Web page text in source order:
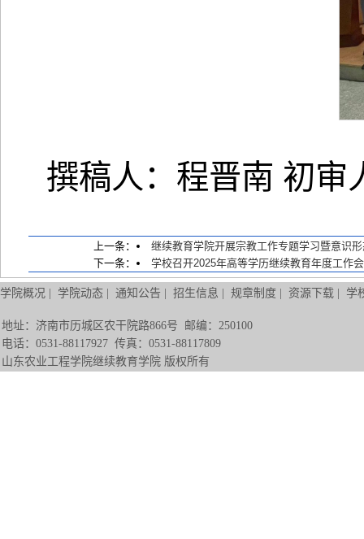
撰稿人：程晋南 初审
上一条：
继续教育学院开展宗教工作专题学习暨意识
下一条：
学校召开2025年高等学历继续教育年度工作
学院概况 学院动态 通知公告 招生信息 规章制度 资源下载 学
地址：济南市历城区农干院路866号 邮编：250100
电话：0531-88117927 传真：0531-88117809
山东农业工程学院继续教育学院 版权所有